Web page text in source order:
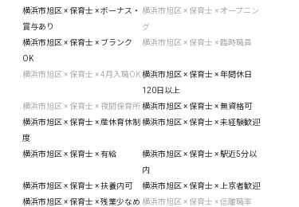
横浜市旭区 × 保育士 × ボーナス・
賞与あり
横浜市旭区 × 保育士 × オープニン
グ
横浜市旭区 × 保育士 × ブランク
OK
横浜市旭区 × 保育士 × 臨時職員
横浜市旭区 × 保育士 × 4月入職OK横浜市旭区 × 保育士 × 年間休日
120日以上
横浜市旭区 × 保育士 × 夜間保育所横浜市旭区 × 保育士 × 無資格可
横浜市旭区 × 保育士 × 産休育休制
度
横浜市旭区 × 保育士 × 未経験歓迎
横浜市旭区 × 保育士 × 有給
横浜市旭区 × 保育士 × 駅近5分以
内
横浜市旭区 × 保育士 × 扶養内可
横浜市旭区 × 保育士 × 上京者歓迎
横浜市旭区 × 保育士 × 残業少なめ 横浜市旭区 × 保育士 × 低離職率